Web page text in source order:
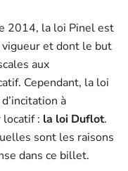
2014, la loi Pinel est
vigueur et dont le but
aux
Cependant, la loi
à
locatif : la loi Duflot.
sont les raisons
dans ce billet.